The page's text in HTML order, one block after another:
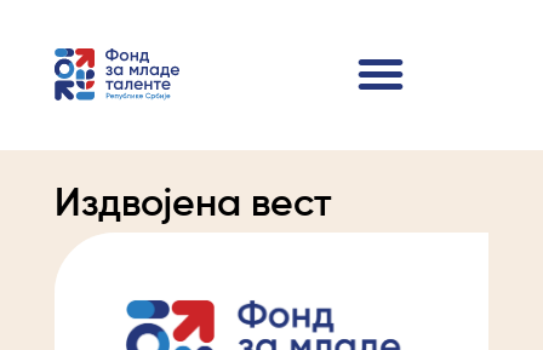
Издвојена вест